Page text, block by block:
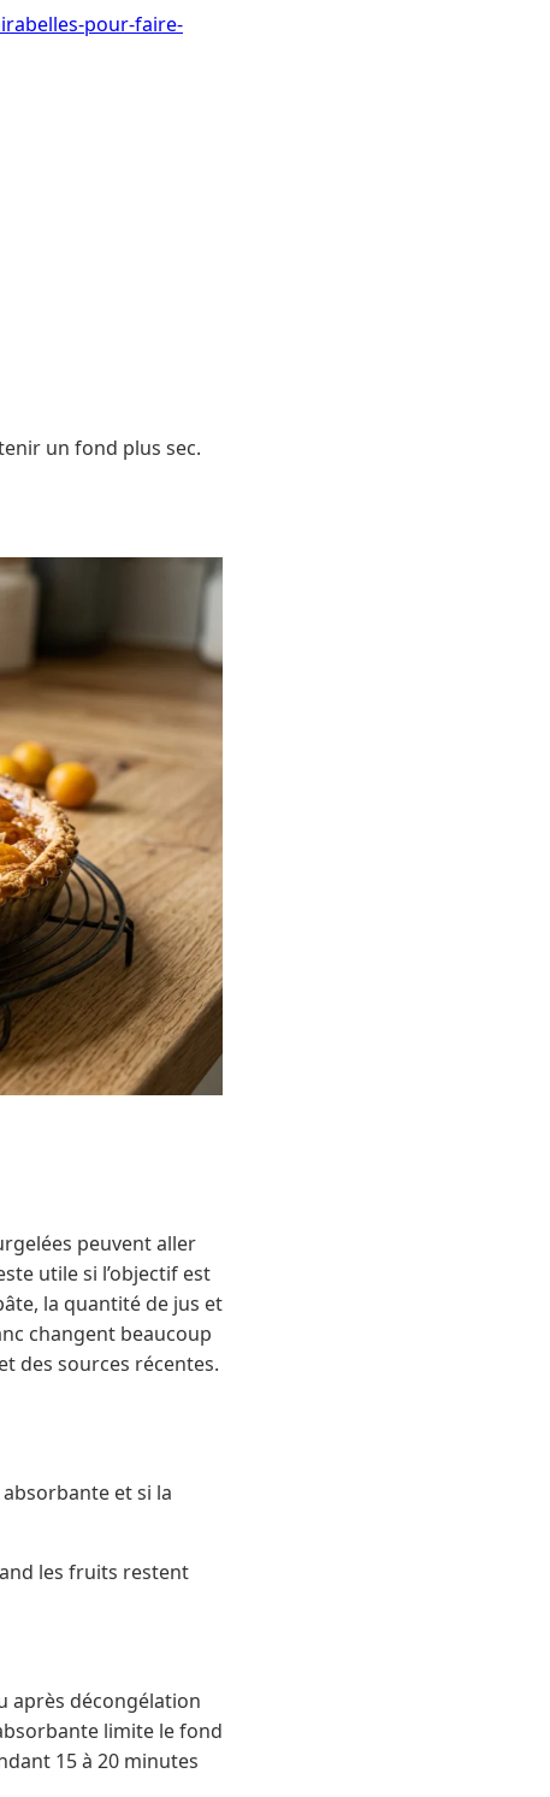
pour-faire-
un fond plus sec.
peuvent aller
utile si l’objectif est
la quantité de jus et
changent beaucoup
des sources récentes.
et si la
les fruits restent
après décongélation
limite le fond
15 à 20 minutes